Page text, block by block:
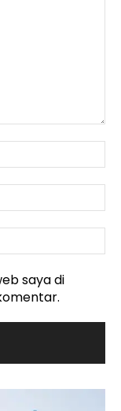
:*
:*
:
saya di